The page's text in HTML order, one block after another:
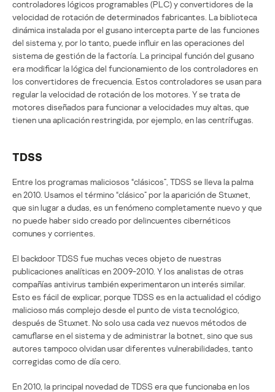
controladores lógicos programables (PLC) y convertidores de la
velocidad de rotación de determinados fabricantes. La biblioteca
dinámica instalada por el gusano intercepta parte de las funciones
del sistema y, por lo tanto, puede influir en las operaciones del
sistema de gestión de la factoría. La principal función del gusano
era modificar la lógica del funcionamiento de los controladores en
los convertidores de frecuencia. Estos controladores se usan para
regular la velocidad de rotación de los motores. Y se trata de
motores diseñados para funcionar a velocidades muy altas, que
tienen una aplicación restringida, por ejemplo, en las centrífugas.
TDSS
Entre los programas maliciosos “clásicos”, TDSS se lleva la palma
en 2010. Usamos el término “clásico” por la aparición de Stuxnet,
que sin lugar a dudas, es un fenómeno completamente nuevo y que
no puede haber sido creado por delincuentes cibernéticos
comunes y corrientes.
El backdoor TDSS fue muchas veces objeto de nuestras
publicaciones analíticas en 2009-2010. Y los analistas de otras
compañías antivirus también experimentaron un interés similar.
Esto es fácil de explicar, porque TDSS es en la actualidad el código
malicioso más complejo desde el punto de vista tecnológico,
después de Stuxnet. No solo usa cada vez nuevos métodos de
camuflarse en el sistema y de administrar la botnet, sino que sus
autores tampoco olvidan usar diferentes vulnerabilidades, tanto
corregidas como de día cero.
En 2010, la principal novedad de TDSS era que funcionaba en los